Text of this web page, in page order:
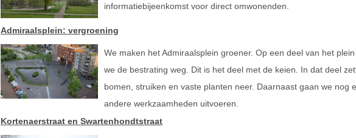
informatiebijeenkomst voor direct omwonenden.
Admiraalsplein: vergroening
We maken het Admiraalsplein groener. Op een deel van het
we de bestrating weg. Dit is het deel met de keien. In dat deel
bomen, struiken en vaste planten neer. Daarnaast gaan we nog
andere werkzaamheden uitvoeren.
Kortenaerstraat en Swartenhondtstraat